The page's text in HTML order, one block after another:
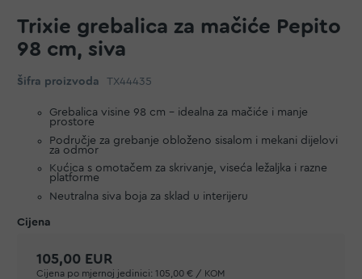
Trixie grebalica za mačiće Pepito
98 cm, siva
Šifra proizvoda TX44435
Grebalica visine 98 cm – idealna za mačiće i manje
prostore
Područje za grebanje obloženo sisalom i mekani dijelovi
za odmor
Kućica s omotačem za skrivanje, viseća ležaljka i razne
platforme
Neutralna siva boja za sklad u interijeru
105,00 EUR
Cijena po mjernoj jedinici: 105,00 € / KOM